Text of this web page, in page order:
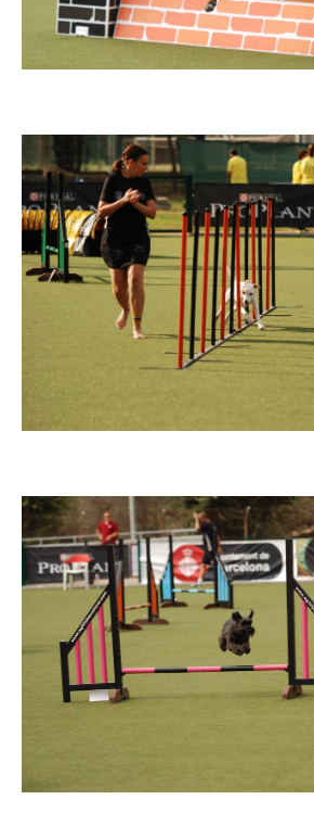
Imatge
Imatge